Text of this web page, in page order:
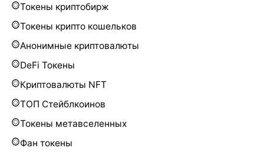
Токены криптобирж
Токены крипто кошельков
Анонимные криптовалюты
DeFi Токены
Криптовалюты NFT
ТОП Стейблкоинов
Токены метавселенных
Фан токены